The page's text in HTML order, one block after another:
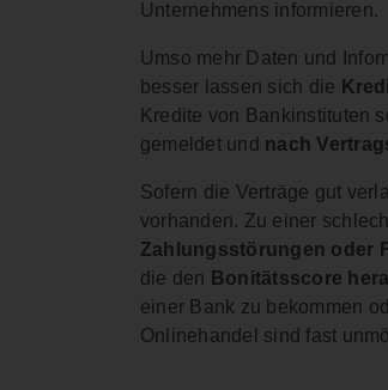
Unternehmens informieren.
Umso mehr Daten und
besser lassen sich die
Kredite von Bankinstituten
gemeldet und nach
Sofern die Verträge gut
vorhanden. Zu einer
Zahlungsstörungen oder
die den Bonitätsscore
einer Bank zu bekommen
Onlinehandel sind fast